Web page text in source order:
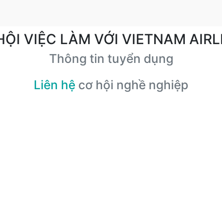
VIỆC LÀM VỚI VIETNAM
Thông tin tuyển dụng
Liên hệ cơ hội nghề nghiệp